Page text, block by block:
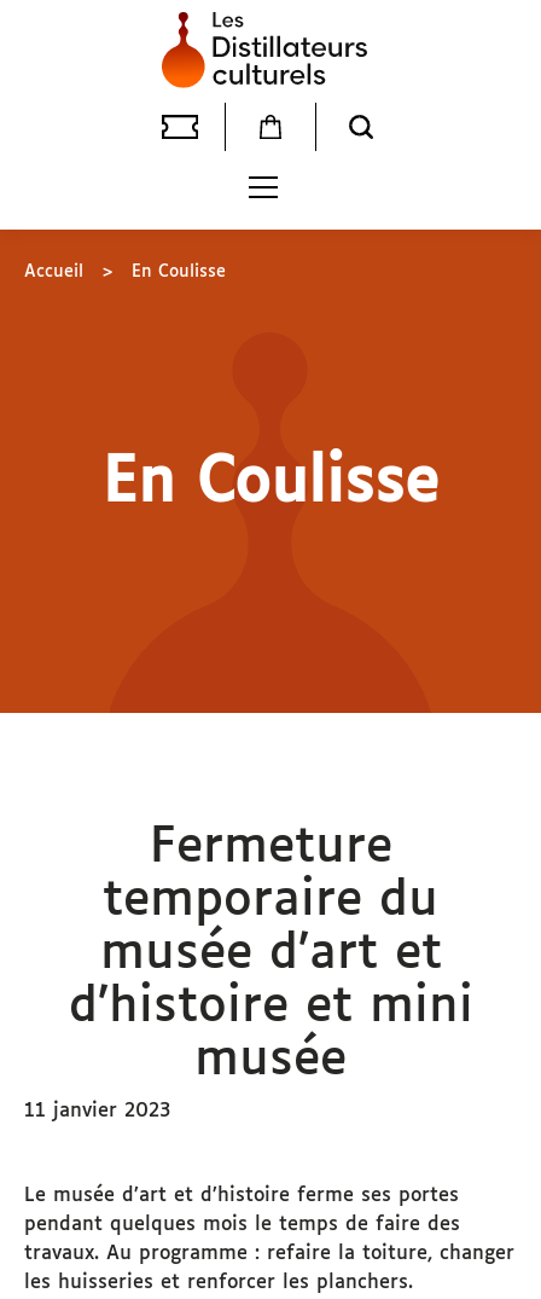
Accueil > En Coulisse
En Coulisse
Fermeture
temporaire du
musée d’art et
d’histoire et mini
musée
11 janvier 2023
Le musée d’art et d’histoire ferme ses portes
pendant quelques mois le temps de faire des
travaux. Au programme : refaire la toiture, changer
les huisseries et renforcer les planchers.